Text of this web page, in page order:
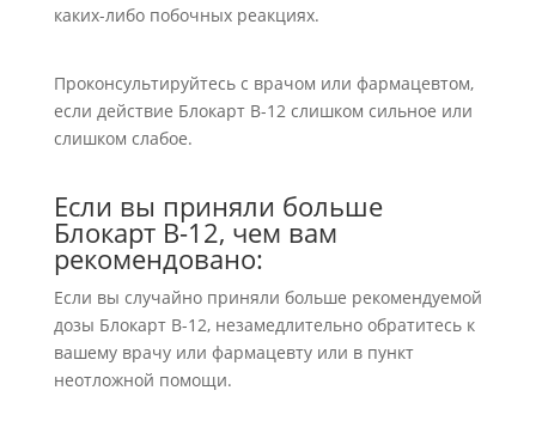
каких-либо побочных реакциях.
Проконсультируйтесь с врачом или фармацевтом,
если действие Блокарт В-12 слишком сильное или
слишком слабое.
Если вы приняли больше
Блокарт В-12, чем вам
рекомендовано:
Если вы случайно приняли больше рекомендуемой
дозы Блокарт В-12, незамедлительно обратитесь к
вашему врачу или фармацевту или в пункт
неотложной помощи.